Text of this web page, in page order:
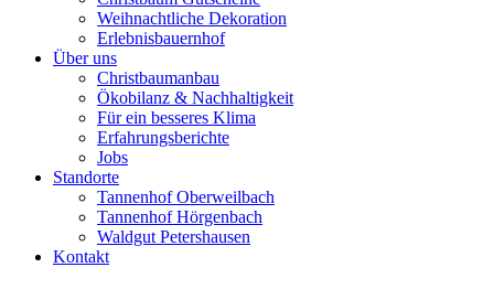
Weihnachtliche Dekoration
Erlebnisbauernhof
Über uns
Christbaumanbau
Ökobilanz & Nachhaltigkeit
Für ein besseres Klima
Erfahrungsberichte
Jobs
Standorte
Tannenhof Oberweilbach
Tannenhof Hörgenbach
Waldgut Petershausen
Kontakt